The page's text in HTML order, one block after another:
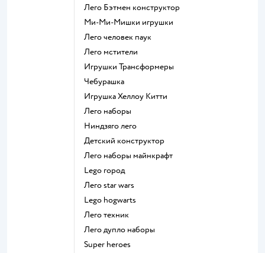
Лего Бэтмен конструктор
Ми-Ми-Мишки игрушки
Лего человек паук
Лего мстители
Игрушки Трансформеры
Чебурашка
Игрушка Хеллоу Китти
Лего наборы
Ниндзяго лего
Детский конструктор
Лего наборы майнкрафт
Lego город
Лего star wars
Lego hogwarts
Лего техник
Лего дупло наборы
Super heroes